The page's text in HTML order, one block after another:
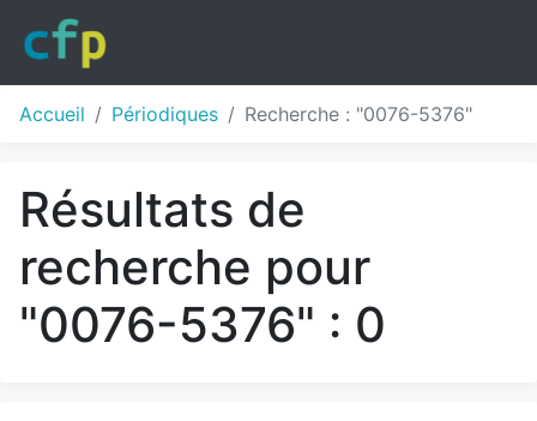
Accueil Périodiques Recherche : "0076-5376"
Résultats de
recherche pour
"0076-5376" : 0